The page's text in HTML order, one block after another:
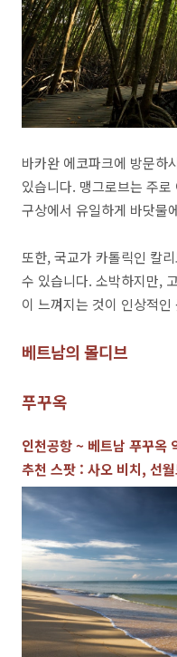
바카완 에코파크에 방문하
있습니다. 맹그로브는 주
구상에서 유일하게 바닷물
또한, 국교가 카톨릭인 칼
수 있습니다. 소박하지만,
이 느껴지는 것이 인상적인
베트남의 몰디브
푸꾸옥
인천공항 ~ 베트남 푸꾸옥
추천 스팟 : 사오 비치, 선